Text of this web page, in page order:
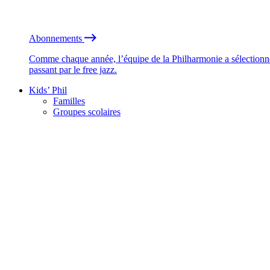
Abonnements
Comme chaque année, l’équipe de la Philharmonie a
passant par le free jazz.
Kids’ Phil
Familles
Groupes scolaires